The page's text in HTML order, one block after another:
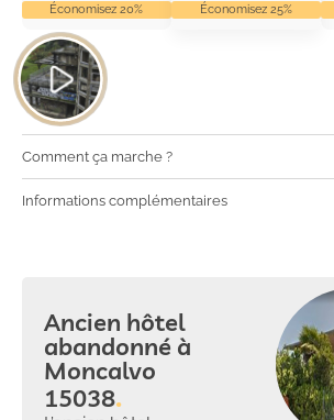
Économisez 20% Économisez 25%
Comment ça marche ?
Informations complémentaires
Ancien hôtel
abandonné à
Moncalvo
15038